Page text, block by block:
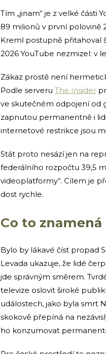
Tím „jinam“ je z velké části
89 milionů v první polovině
Kreml postupně přitahoval
2026 YouTube nezmizel: v
Zákaz prostě není
Podle serveru The Insider
ve skutečném odpojení od
zapnutou permanentně i
internetové restrikce jsou
Stát proto nesází jen na
federálního rozpočtu 39,5
videoplatformy“. Cílem je
dost rychle.
Co to
Bylo by lákavé číst propad
Levada ukazuje, že lidé
jde správným směrem.
televize oslovit široké
událostech, jako byla smrt
skokově přepíná na
ho konzumovat